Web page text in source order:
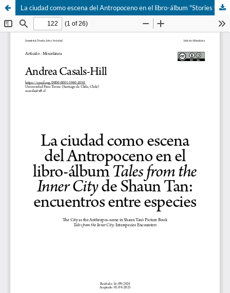
La ciudad como escena del Antropoceno en el libro-álbum "Stories from the Inner City" de Shaun Tan: encuentros entre especies